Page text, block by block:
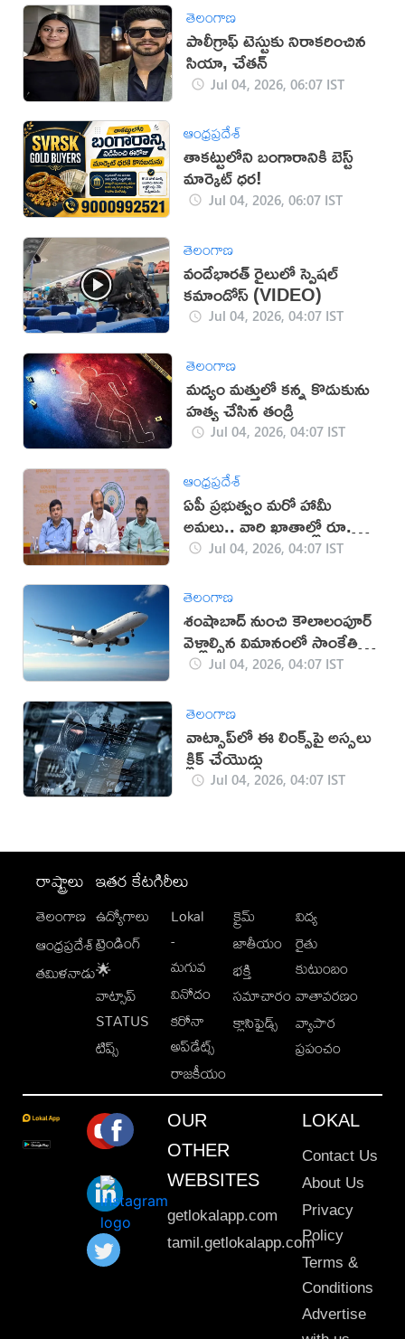
తెలంగాణ
పాలీగ్రాఫ్ టెస్టుకు నిరాకరించిన
సియా, చేతన్
Jul 04, 2026, 06:07 IST
ఆంధ్రప్రదేశ్
తాకట్టులోని బంగారానికి బెస్ట్
మార్కెట్ ధర!
Jul 04, 2026, 06:07 IST
తెలంగాణ
వందేభారత్‌ రైలులో స్పెషల్
కమాండోస్ (VIDEO)
Jul 04, 2026, 04:07 IST
తెలంగాణ
మద్యం మత్తులో కన్న కొడుకును
హత్య చేసిన తండ్రి
Jul 04, 2026, 04:07 IST
ఆంధ్రప్రదేశ్
ఏపీ ప్రభుత్వం మరో హామీ
అమలు.. వారి ఖాతాల్లో రూ.10
వేలుJul 04, 2026, 04:07 IST
తెలంగాణ
శంషాబాద్ నుంచి కౌలాలంపూర్
వెళ్లాల్సిన విమానంలో సాంకేతిక
లోపంJul 04, 2026, 04:07 IST
తెలంగాణ
వాట్సాప్‌లో ఈ లింక్స్‌పై అస్సలు
క్లిక్ చేయొద్దు
Jul 04, 2026, 04:07 IST
రాష్ట్రాలు
తెలంగాణ
ఆంధ్రప్రదేశ్
తమిళనాడు
ఇతర కేటగిరీలు
ఉద్యోగాలు
ట్రెండింగ్
🌟
వాట్సాప్
STATUS
టిప్స్
Lokal
-
మగువ
వినోదం
కరోనా
అప్‌డేట్స్
రాజకీయం
క్రైమ్
జాతీయం
భక్తి
సమాచారం
క్లాసిఫైడ్స్
విద్య
రైతు
కుటుంబం
వాతావరణం
వ్యాపార
ప్రపంచం
OUR
OTHER
WEBSITES
getlokalapp.com
tamil.getlokalapp.com
LOKAL
Contact Us
About Us
Privacy
Policy
Terms &
Conditions
Advertise